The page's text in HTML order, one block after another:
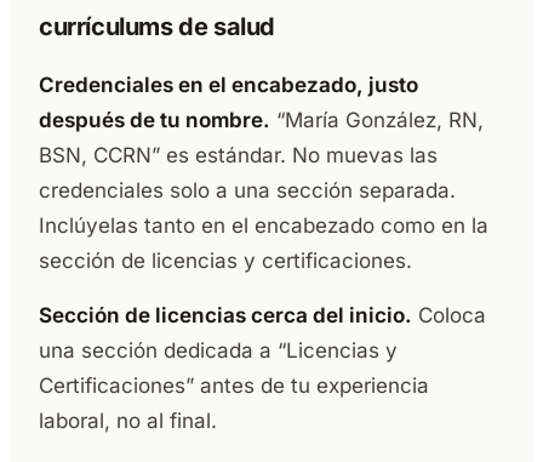
currículums de salud
Credenciales en el encabezado, justo
después de tu nombre. “María González, RN,
BSN, CCRN” es estándar. No muevas las
credenciales solo a una sección separada.
Inclúyelas tanto en el encabezado como en la
sección de licencias y certificaciones.
Sección de licencias cerca del inicio. Coloca
una sección dedicada a “Licencias y
Certificaciones” antes de tu experiencia
laboral, no al final.